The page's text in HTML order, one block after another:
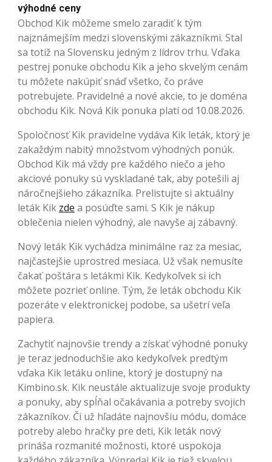
výhodné ceny
Obchod Kik môžeme smelo zaradiť k tým
najznámejším medzi slovenskými zákazníkmi. Stal
sa totiž na Slovensku jedným z lídrov trhu. Vďaka
pestrej ponuke obchodu Kik a jeho skvelým cenám
tu môžete nakúpiť snáď všetko, čo práve
potrebujete. Pravidelné a nové akcie, to je doména
obchodu Kik. Nová Kik ponuka platí od 10.08.2026.
Spoločnosť Kik pravidelne vydáva Kik leták, ktorý je
zakaždým nabitý množstvom výhodných ponúk.
Obchod Kik má vždy pre každého niečo a jeho
akciové ponuky sú vyskladané tak, aby potešili aj
náročnejšieho zákazníka. Prelistujte si aktuálny
leták Kik zde a posúďte sami. S Kik je nákup
oblečenia nielen výhodný, ale navyše aj zábavný.
Nový leták Kik vychádza minimálne raz za mesiac,
najčastejšie uprostred mesiaca. Už však nemusíte
čakať poštára s letákmi Kik. Kedykoľvek si ich
môžete pozrieť online. Tým, že leták obchodu Kik
pozeráte v elektronickej podobe, sa ušetrí veľa
papiera.
Zachytiť najnovšie trendy a získať výhodné ponuky
je teraz jednoduchšie ako kedykoľvek predtým
vďaka Kik letáku online, ktorý je dostupný na
Kimbino.sk. Kik neustále aktualizuje svoje produkty
a ponuky, aby spĺňal očakávania a potreby svojich
zákazníkov. Či už hľadáte najnovšiu módu, domáce
potreby alebo hračky pre deti, Kik leták nový
prináša rozmanité možnosti, ktoré uspokoja